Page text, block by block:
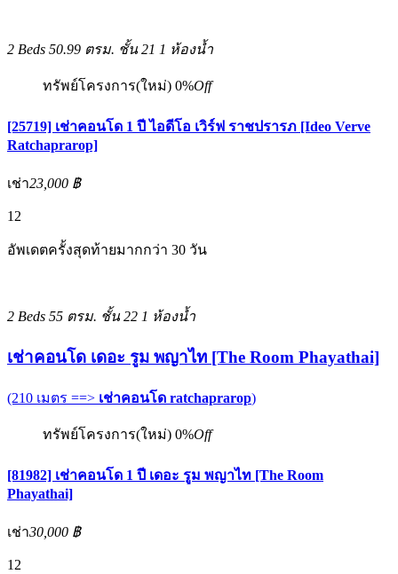
2 Beds 50.99 ตรม. ชั้น 21 1 ห้องน้ำ
ทรัพย์โครงการ(ใหม่) 0%Off
[25719] เช่าคอนโด 1 ปี ไอดีโอ เวิร์ฟ ราชปรารภ [Ideo Verve
Ratchaprarop]
เช่า23,000 ฿
12
อัพเดตครั้งสุดท้ายมากกว่า 30 วัน
2 Beds 55 ตรม. ชั้น 22 1 ห้องน้ำ
เช่าคอนโด เดอะ รูม พญาไท [The Room Phayathai]
(210 เมตร ==> เช่าคอนโด ratchaprarop)
ทรัพย์โครงการ(ใหม่) 0%Off
[81982] เช่าคอนโด 1 ปี เดอะ รูม พญาไท [The Room
Phayathai]
เช่า30,000 ฿
12